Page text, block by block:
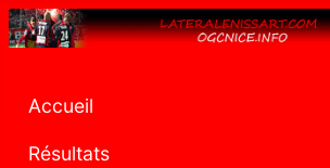
Accueil
Résultats